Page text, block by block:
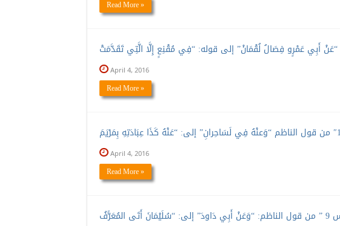
Read More »
April 4, 2016
Read More »
April 4, 2016
Read More »